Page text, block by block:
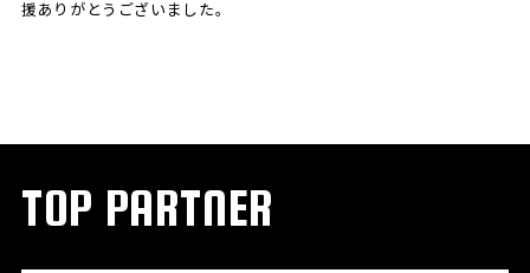
援ありがとうございました。
TOP PARTNER